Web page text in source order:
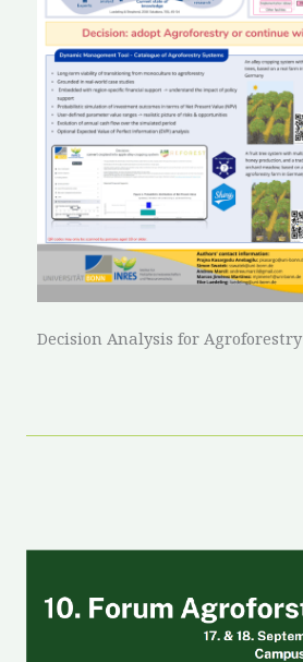
Decision Analysis for Agroforestry